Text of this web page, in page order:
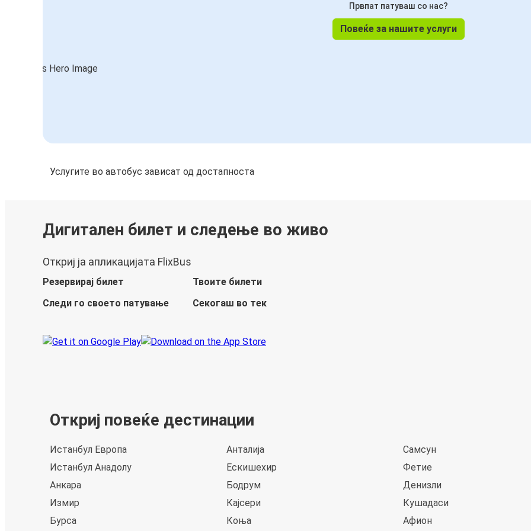
Првпат патуваш со нас?
Повеќе за нашите услуги
Услугите во автобус зависат од достапноста
Дигитален билет и следење во живо
Откриј ја апликацијата FlixBus
Резервирај билет
Твоите билети
Следи го своето патување
Секогаш во тек
Откриј повеќе дестинации
Истанбул Европа
Истанбул Анадолу
Анкара
Измир
Бурса
Анталија
Ескишехир
Бодрум
Кајсери
Коња
Самсун
Фетие
Денизли
Кушадаси
Афион